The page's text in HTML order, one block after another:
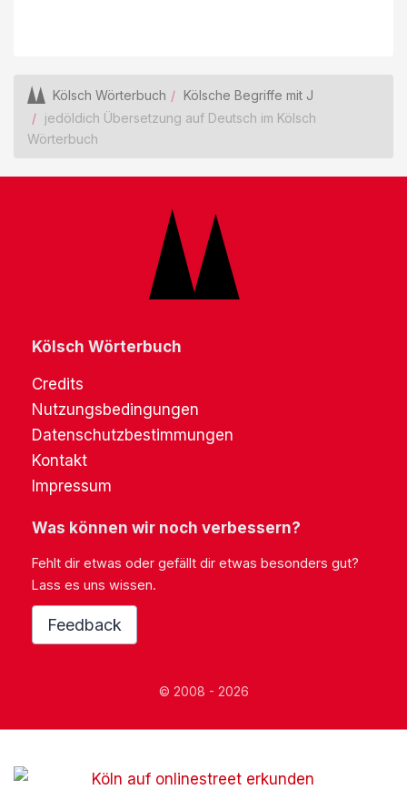
Kölsch Wörterbuch
Kölsche Begriffe mit J
jedöldich Übersetzung auf Deutsch im Kölsch
Wörterbuch
Kölsch Wörterbuch
Credits
Nutzungsbedingungen
Datenschutzbestimmungen
Kontakt
Impressum
Was können wir noch verbessern?
Fehlt dir etwas oder gefällt dir etwas besonders gut?
Lass es uns wissen.
Feedback
© 2008 - 2026